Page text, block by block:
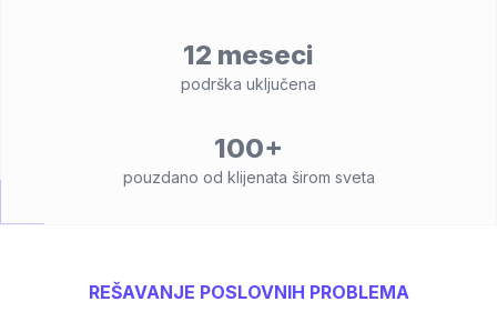
12 meseci
podrška uključena
100+
pouzdano od klijenata širom sveta
REŠAVANJE POSLOVNIH PROBLEMA